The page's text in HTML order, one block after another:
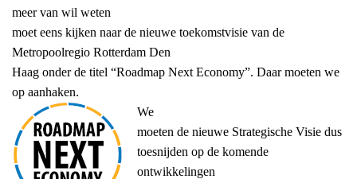
meer van wil weten
moet eens kijken naar de nieuwe toekomstvisie van de
Metropoolregio Rotterdam Den
Haag onder de titel “Roadmap Next Economy”. Daar moeten we
op aanhaken.
We
moeten de nieuwe Strategische Visie dus
toesnijden op de komende
ontwikkelingen